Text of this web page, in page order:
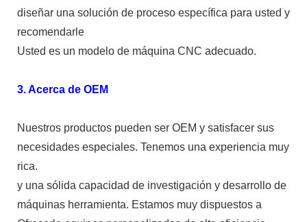
diseñar una solución de proceso específica para usted y
recomendarle
Usted es un modelo de máquina CNC adecuado.
3. Acerca de OEM
Nuestros productos pueden ser OEM y satisfacer sus
necesidades especiales. Tenemos una experiencia muy
rica.
y una sólida capacidad de investigación y desarrollo de
máquinas herramienta. Estamos muy dispuestos a